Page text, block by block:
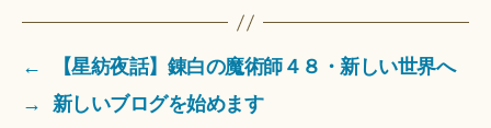
←
【星紡夜話】錬白の魔術師４８・新しい世界へ
→
新しいブログを始めます